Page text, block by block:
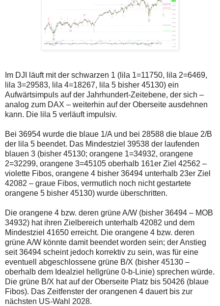
Im DJI läuft mit der schwarzen 1 (lila 1=11750, lila 2=6469,
lila 3=29583, lila 4=18267, lila 5 bisher 45130) ein
Aufwärtsimpuls auf der Jahrhundert-Zeitebene, der sich –
analog zum DAX – weiterhin auf der Oberseite ausdehnen
kann. Die lila 5 verläuft impulsiv.
Bei 36954 wurde die blaue 1/A und bei 28588 die blaue 2/B
der lila 5 beendet. Das Mindestziel 39538 der laufenden
blauen 3 (bisher 45130; orangene 1=34932, orangene
2=32299, orangene 3=45105 oberhalb 161er Ziel 42562 –
violette Fibos, orangene 4 bisher 36494 unterhalb 23er Ziel
42082 – graue Fibos, vermutlich noch nicht gestartete
orangene 5 bisher 45130) wurde überschritten.
Die orangene 4 bzw. deren grüne A/W (bisher 36494 – MOB
34932) hat ihren Zielbereich unterhalb 42082 und dem
Mindestziel 41650 erreicht. Die orangene 4 bzw. deren
grüne A/W könnte damit beendet worden sein; der Anstieg
seit 36494 scheint jedoch korrektiv zu sein, was für eine
eventuell abgeschlossene grüne B/X (bisher 45130 –
oberhalb dem Idealziel hellgrüne 0-b-Linie) sprechen würde.
Die grüne B/X hat auf der Oberseite Platz bis 50426 (blaue
Fibos). Das Zeitfenster der orangenen 4 dauert bis zur
nächsten US-Wahl 2028.